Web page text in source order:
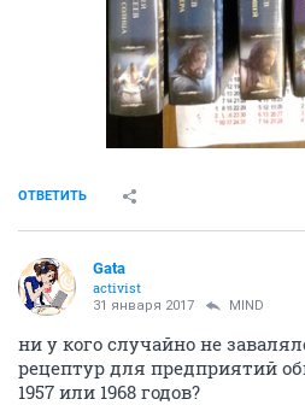
ОТВЕТИТЬ
Gata
activist
31 января 2017 MIND
ни у кого случайно не
рецептур для предприятий
1957 или 1968 годов?